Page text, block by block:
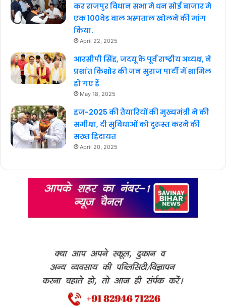
कर राजपुर विधान सभा मे धन सोई बाजार मे
एक 100वेड वाल अस्पताल खोलने की मांग
किया.
April 22, 2025
आरसीपी सिंह, जदयू के पूर्व राष्ट्रीय अध्यक्ष, ने
प्रशांत किशोर की जन सुराज पार्टी में शामिल
हो गए हैं
May 18, 2025
हज-2025 की तैयारियों की मुख्यमंत्री ने की
समीक्षा, दी सुविधाओं को दुरुस्त करने की
सख्त हिदायत
April 20, 2025